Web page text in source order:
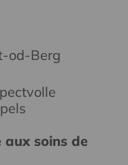
od-Berg
soins de